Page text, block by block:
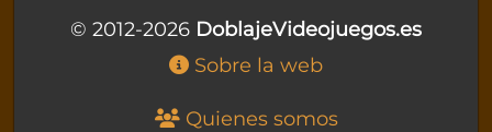
© 2012-2026 DoblajeVideojuegos.es
Sobre la web
Quienes somos